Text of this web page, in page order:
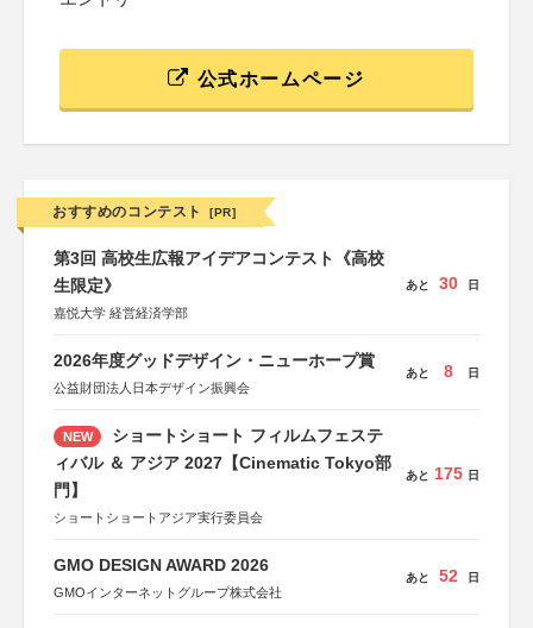
公式ホームページ
おすすめのコンテスト [PR]
第3回 高校生広報アイデアコンテスト《高校
生限定》
嘉悦大学 経営経済学部
あと 30 日
2026年度グッドデザイン・ニューホープ賞
公益財団法人日本デザイン振興会
あと 8 日
NEW
ショートショート フィルムフェステ
ィバル ＆ アジア 2027【Cinematic Tokyo部
門】
ショートショートアジア実行委員会
あと 175 日
GMO DESIGN AWARD 2026
GMOインターネットグループ株式会社
あと 52 日